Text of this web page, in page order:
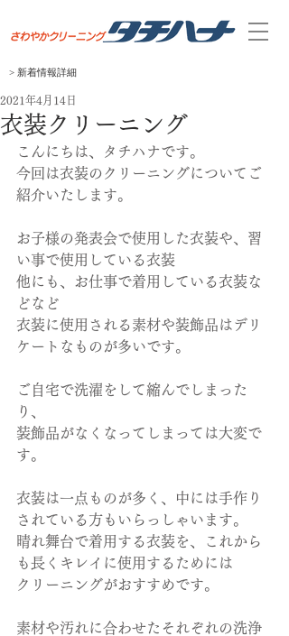
> 新着​情報​詳細
衣装クリーニング
2021年4月14日
こんにちは、タチハナです。
今回は衣装のクリーニングについてご
紹介いたします。
お子様の発表会で使用した衣装や、習
い事で使用している衣装
他にも、お仕事で着用している衣装な
どなど
衣装に使用される素材や装飾品はデリ
ケートなものが多いです。
ご自宅で洗濯をして縮んでしまった
り、
装飾品がなくなってしまっては大変で
す。
衣装は一点ものが多く、中には手作り
されている方もいらっしゃいます。
晴れ舞台で着用する衣装を、これから
も長くキレイに使用するためには
クリーニングがおすすめです。
素材や汚れに合わせたそれぞれの洗浄